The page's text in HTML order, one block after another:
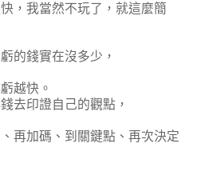
，我當然不玩了 ，就這麼簡
的錢實在沒多少，
越快。
去印證自己的觀點，
再加碼、到關鍵點、再次決定